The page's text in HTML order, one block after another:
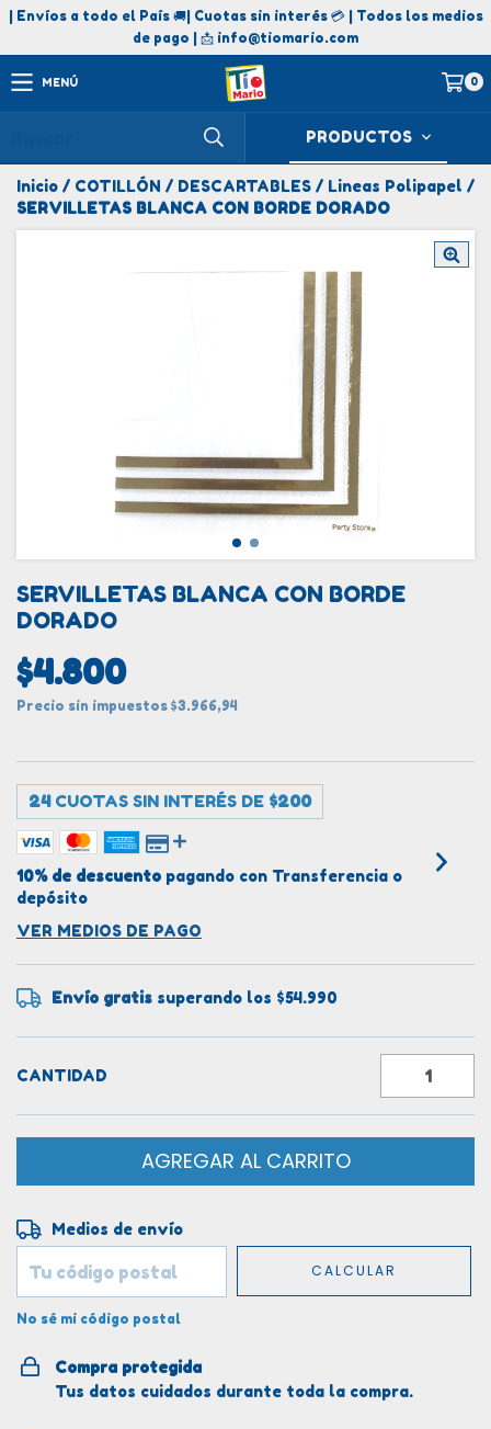
| Envíos a todo el País 🚚| Cuotas sin interés 💳 | Todos los medios
de pago | 📩 info@tiomario.com
MENÚ 0
PRODUCTOS
Inicio / COTILLÓN / DESCARTABLES / Lineas Polipapel /
SERVILLETAS BLANCA CON BORDE DORADO
SERVILLETAS BLANCA CON BORDE
DORADO
$4.800
Precio sin impuestos $3.966,94
24 CUOTAS SIN INTERÉS DE $200
10% de descuento pagando con Transferencia o
depósito
VER MEDIOS DE PAGO
Envío gratis superando los $54.990
CANTIDAD
Entregas para el CP:
Medios de envío
CALCULAR
No sé mi código postal
Compra protegida
Tus datos cuidados durante toda la compra.